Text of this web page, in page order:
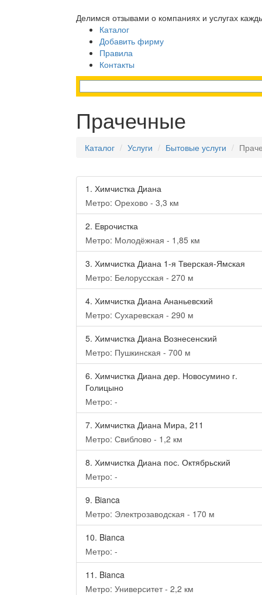
Делимся отзывами о компаниях и услугах
Каталог
Добавить фирму
Правила
Контакты
Прачечные
Каталог Услуги Бытовые услуги
1. Химчистка Диана
Метро: Орехово - 3,3 км
2. Еврочистка
Метро: Молодёжная - 1,85 км
3. Химчистка Диана 1-я Тверская-Ямская
Метро: Белорусская - 270 м
4. Химчистка Диана Ананьевский
Метро: Сухаревская - 290 м
5. Химчистка Диана Вознесенский
Метро: Пушкинская - 700 м
6. Химчистка Диана дер. Новосумино г.
Голицыно
Метро: -
7. Химчистка Диана Мира, 211
Метро: Свиблово - 1,2 км
8. Химчистка Диана пос. Октябрьский
Метро: -
9. Bianca
Метро: Электрозаводская - 170 м
10. Bianca
Метро: -
11. Bianca
Метро: Университет - 2,2 км